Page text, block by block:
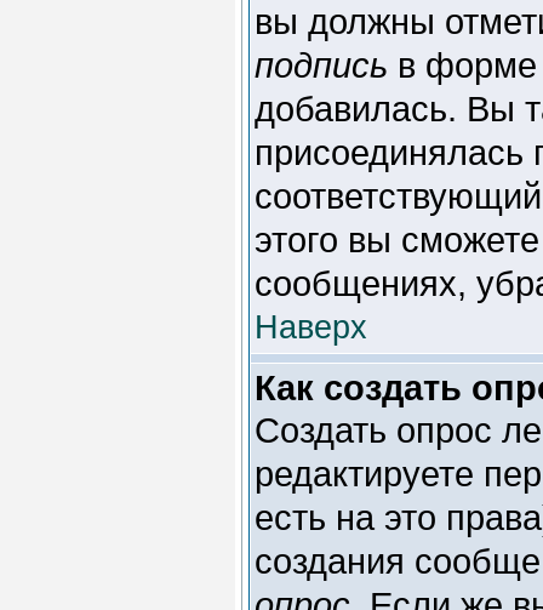
вы должны
подпись в форме
добавилась. Вы
присоединялась
этого вы
сообщениях,
Наверх
Как создать
Создать опрос
редактируете
есть на это
создания